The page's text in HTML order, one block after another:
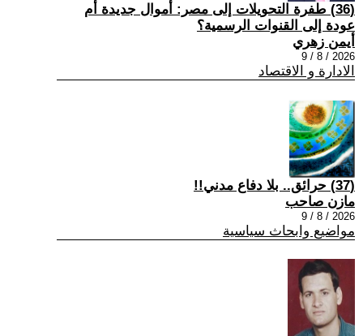
(36) طفرة التحويلات إلى مصر: أموال جديدة أم
عودة إلى القنوات الرسمية؟
أيمن زهري
2026 / 8 / 9
الادارة و الاقتصاد
(37) حرائق.. بلا دفاع مدني!!
مازن صاحب
2026 / 8 / 9
مواضيع وابحاث سياسية